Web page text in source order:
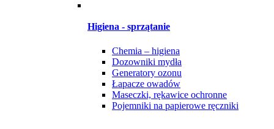
Higiena - sprzątanie
Chemia – higiena
Dozowniki mydła
Generatory ozonu
Łapacze owadów
Maseczki, rękawice ochronne
Pojemniki na papierowe ręczniki